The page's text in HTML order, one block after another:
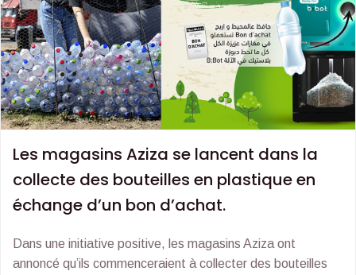
Les magasins Aziza se lancent dans la
collecte des bouteilles en plastique en
échange d’un bon d’achat.
Dans une initiative positive, les magasins Aziza ont
annoncé qu’ils commenceraient à collecter des bouteilles